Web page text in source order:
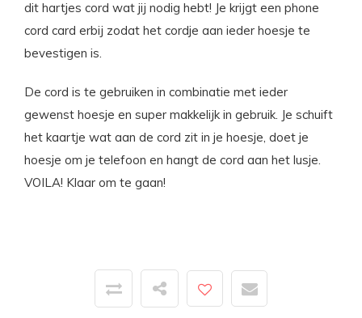
dit hartjes cord wat jij nodig hebt! Je krijgt een phone
cord card erbij zodat het cordje aan ieder hoesje te
bevestigen is.
De cord is te gebruiken in combinatie met ieder
gewenst hoesje en super makkelijk in gebruik. Je schuift
het kaartje wat aan de cord zit in je hoesje, doet je
hoesje om je telefoon en hangt de cord aan het lusje.
VOILA! Klaar om te gaan!